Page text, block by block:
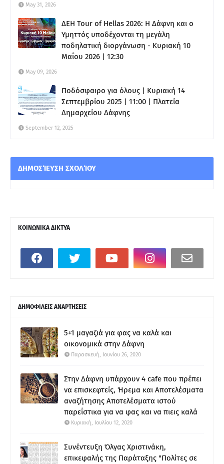
May 31, 2026
ΔΕΗ Tour of Hellas 2026: Η Δάφνη και ο
Υμηττός υποδέχονται τη μεγάλη
ποδηλατική διοργάνωση - Κυριακή 10
Μαΐου 2026 | 12:30
May 09, 2026
Ποδόσφαιρο για όλους | Κυριακή 14
Σεπτεμβρίου 2025 | 11:00 | Πλατεία
Δημαρχείου Δάφνης
September 12, 2025
ΔΗΜΟΣΊΕΥΣΗ ΣΧΟΛΊΟΥ
ΚΟΙΝΩΝΙΚΑ ΔΙΚΤΥΑ
ΔΗΜΟΦΙΛΕΙΣ ΑΝΑΡΤΗΣΕΙΣ
5+1 μαγαζιά για φας να καλά και
οικονομικά στην Δάφνη
Παρασκευή, Ιουνίου 26, 2020
Στην Δάφνη υπάρχουν 4 cafe που πρέπει
να επισκεφτείς, Ήρεμα και Αποτελέσματα
αναζήτησης Αποτελέσματα ιστού
παρεΐστικα για να φας και να πιεις καλά
Κυριακή, Ιουλίου 12, 2020
Συνέντευξη Όλγας Χριστινάκη,
επικεφαλής της Παράταξης "Πολίτες σε